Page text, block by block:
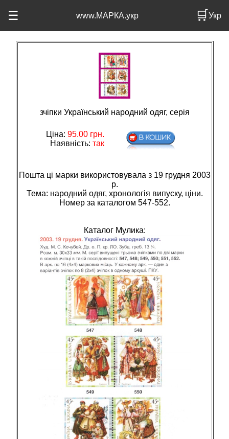
☰ www.МАРКА.укр 🛒Укр
зчіпки Український народний одяг, серія
Ціна: 95.00грн.
Наявність: так
Пошта ці марки використовувала з 19 грудня 2003
р.
Тема: народний одяг, хронологiя випуску, цiни.
Номер за каталогом 547-552.
Каталог Мулика: